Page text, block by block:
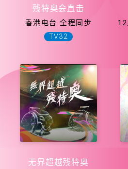
残特奥会直击
香港电台 全程同步
TV32
无界超越残特奥